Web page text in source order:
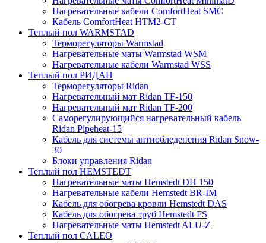
Нагревательные кабели ComfortHeat SMC
Кабель ComfortHeat HTM2-CT
Теплый пол WARMSTAD
Терморегуляторы Warmstad
Нагревательные маты Warmstad WSM
Нагревательные кабели Warmstad WSS
Теплый пол РИДАН
Терморегуляторы Ridan
Нагревательный мат Ridan TF-150
Нагревательный мат Ridan TF-200
Саморегулирующийся нагревательный кабель
Ridan Pipeheat-15
Кабель для системы антиобледенения Ridan Snow-
30
Блоки управления Ridan
Теплый пол HEMSTEDT
Нагревательные маты Hemstedt DH 150
Нагревательные кабели Hemstedt BR-IM
Кабель для обогрева кровли Hemstedt DAS
Кабель для обогрева труб Hemstedt FS
Нагревательные маты Hemstedt ALU-Z
Теплый пол CALEO